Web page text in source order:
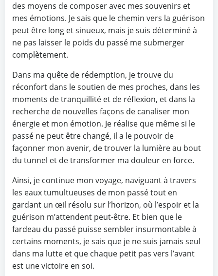
des moyens de composer avec mes souvenirs et
mes émotions. Je sais que le chemin vers la guérison
peut être long et sinueux, mais je suis déterminé à
ne pas laisser le poids du passé me submerger
complètement.
Dans ma quête de rédemption, je trouve du
réconfort dans le soutien de mes proches, dans les
moments de tranquillité et de réflexion, et dans la
recherche de nouvelles façons de canaliser mon
énergie et mon émotion. Je réalise que même si le
passé ne peut être changé, il a le pouvoir de
façonner mon avenir, de trouver la lumière au bout
du tunnel et de transformer ma douleur en force.
Ainsi, je continue mon voyage, naviguant à travers
les eaux tumultueuses de mon passé tout en
gardant un œil résolu sur l’horizon, où l’espoir et la
guérison m’attendent peut-être. Et bien que le
fardeau du passé puisse sembler insurmontable à
certains moments, je sais que je ne suis jamais seul
dans ma lutte et que chaque petit pas vers l’avant
est une victoire en soi.